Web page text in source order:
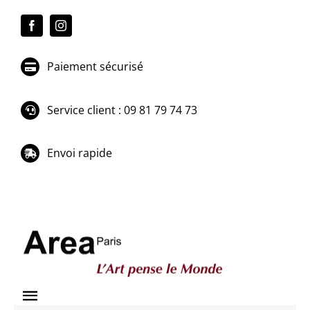
Paiement sécurisé
Service client : 09 81 79 74 73
Envoi rapide